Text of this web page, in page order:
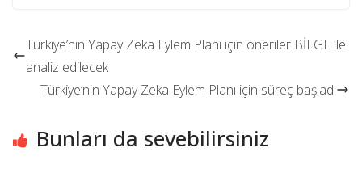
Türkiye’nin Yapay Zeka Eylem Planı için öneriler BİLGE ile
analiz edilecek
Türkiye’nin Yapay Zeka Eylem Planı için süreç başladı
Bunları da sevebilirsiniz